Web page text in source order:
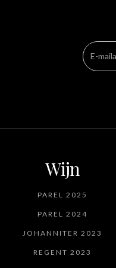
Wijn
PAREL 2025
PAREL 2024
JOHANNITER 2023
REGENT 2023